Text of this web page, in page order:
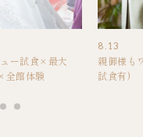
ー試食×最大
全館体験
8.13
親御様も
試食有)